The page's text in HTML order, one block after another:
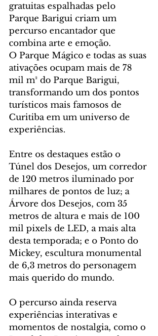
gratuitas espalhadas pelo
Parque Barigui criam um
percurso encantador que
combina arte e emoção.
O Parque Mágico e todas as suas
ativações ocupam mais de 78
mil m² do Parque Barigui,
transformando um dos pontos
turísticos mais famosos de
Curitiba em um universo de
experiências.
Entre os destaques estão o
Túnel dos Desejos, um corredor
de 120 metros iluminado por
milhares de pontos de luz; a
Árvore dos Desejos, com 35
metros de altura e mais de 100
mil pixels de LED, a mais alta
desta temporada; e o Ponto do
Mickey, escultura monumental
de 6,3 metros do personagem
mais querido do mundo.
O percurso ainda reserva
experiências interativas e
momentos de nostalgia, como o